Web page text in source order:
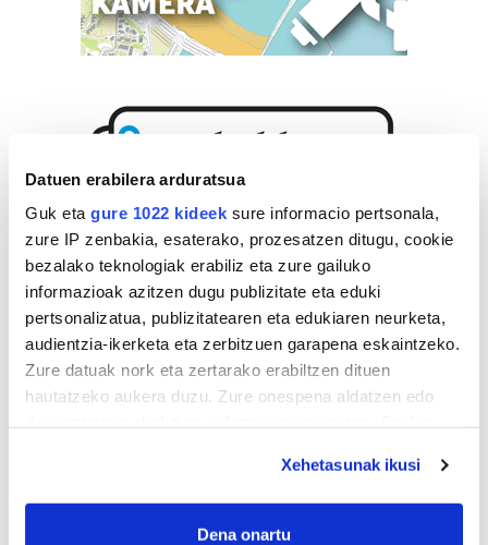
Datuen erabilera arduratsua
Guk eta gure 1022 kideek sure informacio pertsonala,
zure IP zenbakia, esaterako, prozesatzen ditugu, cookie
bezalako teknologiak erabiliz eta zure gailuko
informazioak azitzen dugu publizitate eta eduki
pertsonalizatua, publizitatearen eta edukiaren neurketa,
audientzia-ikerketa eta zerbitzuen garapena eskaintzeko.
Zure datuak nork eta zertarako erabiltzen dituen
hautatzeko aukera duzu. Zure onespena aldatzen edo
If you allow, we would also like to:
Collect information about your geographical
Xehetasunak ikusi
Dena onartu